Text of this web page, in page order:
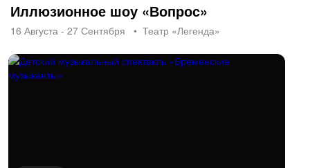
Иллюзионное шоу «Вопрос»
16 Августа - 27 Сентября Театр «Легенда»